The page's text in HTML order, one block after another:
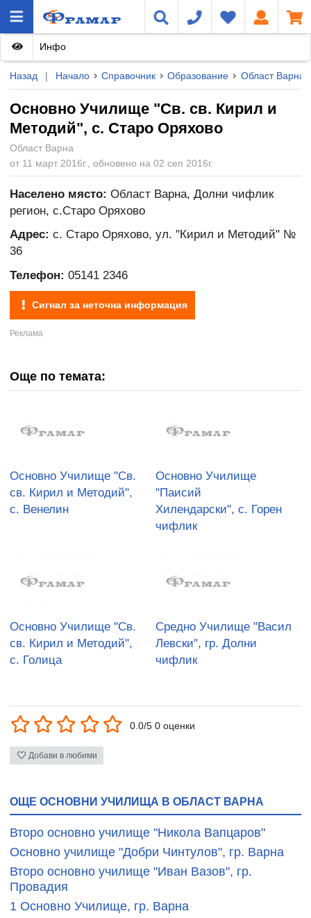
Назад | Начало Справочник Образование Област Варна
Основно Училище "Св. св. Кирил и
Методий", с. Старо Оряхово
Област Варна
от 11 март 2016г., обновено на 02 сеп 2016г.
Инфо
Населено място: Област Варна, Долни чифлик
регион, с.Старо Оряхово
Адрес: с. Старо Оряхово, ул. "Кирил и Методий" №
36
Телефон: 05141 2346
Сигнал за неточна информация
Още по темата:
Основно Училище "Св.
св. Кирил и Методий",
с. Венелин
Основно Училище
"Паисий
Хилендарски", с. Горен
чифлик
Основно Училище "Св.
св. Кирил и Методий",
с. Голица
Средно Училище "Васил
Левски", гр. Долни
чифлик
0.0/5 0 оценки
Добави в любими
ОЩЕ ОСНОВНИ УЧИЛИЩА В ОБЛАСТ ВАРНА
Второ основно училище "Никола Вапцаров"
Основно училище "Добри Чинтулов", гр. Варна
Второ основно училище "Иван Вазов", гр.
Провадия
1 Основно Училище, гр. Варна